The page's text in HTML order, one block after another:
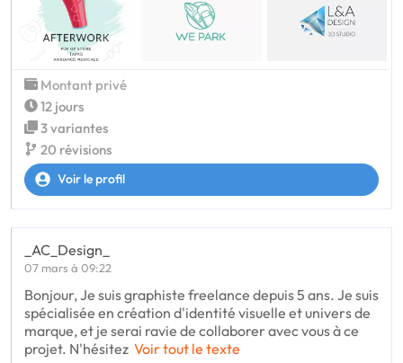
Montant privé
12 jours
3 variantes
20 révisions
Voir le profil
_AC_Design_
07 mars à 09:22
Bonjour, Je suis graphiste freelance depuis 5 ans. Je suis
spécialisée en création d'identité visuelle et univers de
marque, et je serai ravie de collaborer avec vous à ce
projet. N'hésitez Voir tout le texte